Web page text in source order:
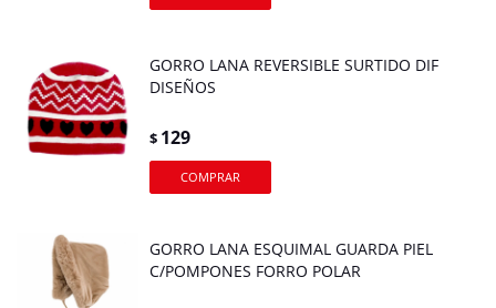
GORRO LANA REVERSIBLE SURTIDO DIF
DISEÑOS
$ 129
GORRO LANA ESQUIMAL GUARDA PIEL
C/POMPONES FORRO POLAR